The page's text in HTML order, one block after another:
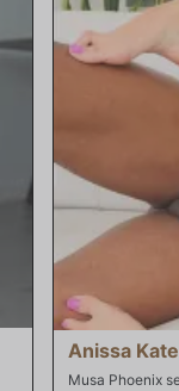
ver qué hacen
bien dentro de
propia polla se
espectáculo
sentado allí y
propia polla
disfrutando del
su
sucia y usada
cierra cuando
cargan y suben
Anissa Kate
Musa Phoenix